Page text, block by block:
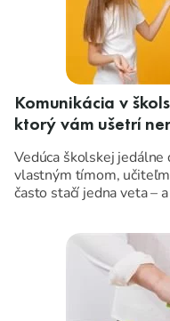
Komunikácia v
ktorý vám ušetrí
Vedúca školskej
vlastným tímom,
často stačí jedna veta –
rukách pár princípov,
druhá strana práve nie je